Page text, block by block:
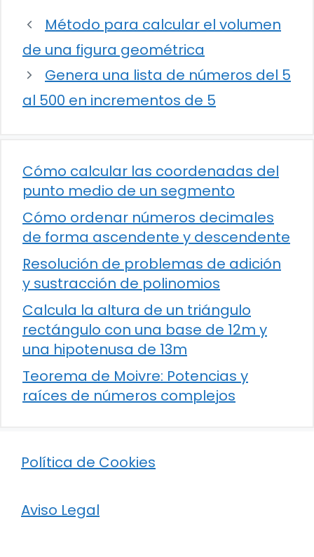
Método para calcular el volumen
de una figura geométrica
Genera una lista de números del 5
al 500 en incrementos de 5
Cómo calcular las coordenadas del
punto medio de un segmento
Cómo ordenar números decimales
de forma ascendente y descendente
Resolución de problemas de adición
y sustracción de polinomios
Calcula la altura de un triángulo
rectángulo con una base de 12m y
una hipotenusa de 13m
Teorema de Moivre: Potencias y
raíces de números complejos
Política de Cookies
Aviso Legal